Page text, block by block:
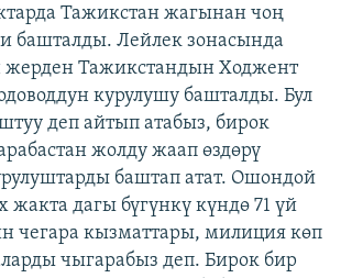
Тажикстан жагынан чоң
башталды. Лейлек зонасында
жерден Тажикстандын Ходжент
курулушу башталды. Бул
деп айтып атабыз, бирок
жолду жаап өздөрү
баштап атат. Ошондой
жакта дагы бүгүнкү күндө 71 үй
чегара кызматтары, милиция көп
чыгарабыз деп. Бирок бир